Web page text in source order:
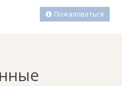
Пожаловаться